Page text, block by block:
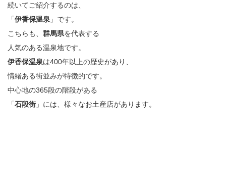
続いてご紹介するのは、
「伊香保温泉 」です。
こちらも、 群馬県を代表する
人気のある温泉地です。
伊香保温泉は400年以上の歴史があり、
情緒ある街並みが特徴的です。
中心地の365段の階段がある
「石段街 」には、様々なお土産店があります。